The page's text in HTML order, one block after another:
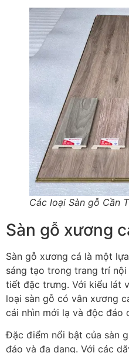
Các loại Sàn gỗ Cần
Sàn gỗ xương
Sàn gỗ xương cá là một
sáng tạo trong trang trí
tiết đặc trưng. Với kiểu lát
loại sàn gỗ có vân xương
cái nhìn mới lạ và độc đáo
Đặc điểm nổi bật của sàn
đáo và đa dạng. Với các